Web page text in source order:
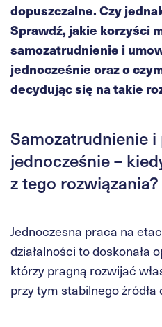
dopuszczalne. Czy
Sprawdź, jakie korzyści
samozatrudnienie i
jednocześnie oraz o
decydując się na takie
Samozatrudnienie
jednocześnie –
z tego rozwiązania?
Jednoczesna praca na
działalności to doskonała
którzy pragną rozwijać
przy tym stabilnego źródła